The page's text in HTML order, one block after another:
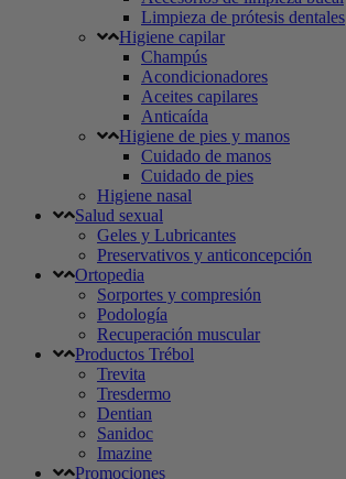
Limpieza de prótesis dentales
Higiene capilar
Champús
Acondicionadores
Aceites capilares
Anticaída
Higiene de pies y manos
Cuidado de manos
Cuidado de pies
Higiene nasal
Salud sexual
Geles y Lubricantes
Preservativos y anticoncepción
Ortopedia
Sorportes y compresión
Podología
Recuperación muscular
Productos Trébol
Trevita
Tresdermo
Dentian
Sanidoc
Imazine
Promociones